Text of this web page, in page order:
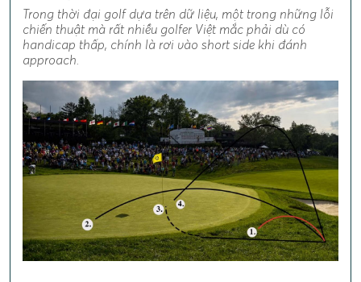
Trong thời đại golf dựa trên dữ liệu, một trong những lỗi
chiến thuật mà rất nhiều golfer Việt mắc phải dù có
handicap thấp, chính là rơi vào short side khi đánh
approach.